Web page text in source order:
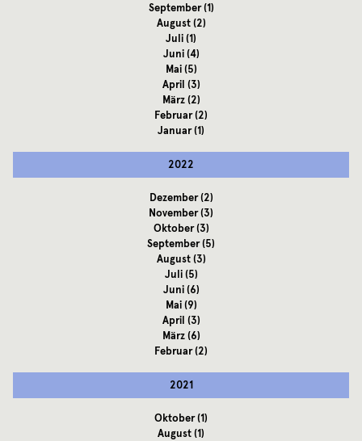
September(1)
August(2)
Juli(1)
Juni(4)
Mai(5)
April (3)
März(2)
Februar(2)
Januar(1)
2022
Dezember(2)
November(3)
Oktober(3)
September(5)
August(3)
Juli(5)
Juni(6)
Mai(9)
April (3)
März(6)
Februar(2)
2021
Oktober(1)
August(1)